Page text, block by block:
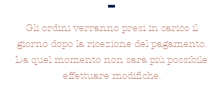
Gli ordini verranno presi in carico il
giorno dopo la ricezione del pagamento.
Da quel momento non sarà più possibile
effettuare modifiche.